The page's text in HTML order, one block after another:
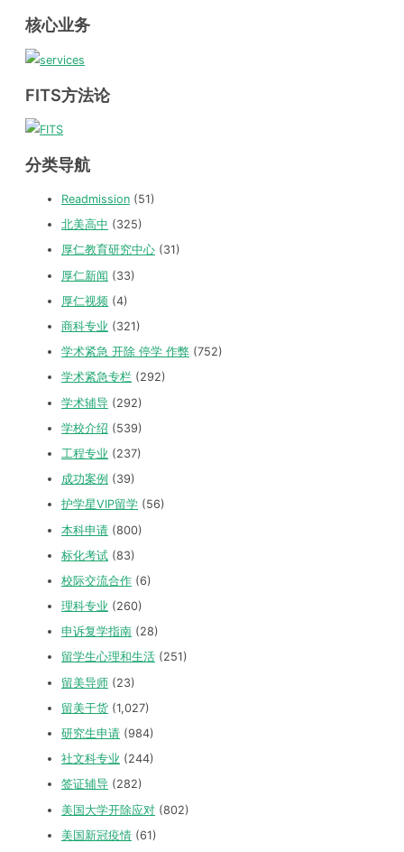
核心业务
FITS方法论
分类导航
Readmission (51)
北美高中 (325)
厚仁教育研究中心 (31)
厚仁新闻 (33)
厚仁视频 (4)
商科专业 (321)
学术紧急 开除 停学 作弊 (752)
学术紧急专栏 (292)
学术辅导 (292)
学校介绍 (539)
工程专业 (237)
成功案例 (39)
护学星VIP留学 (56)
本科申请 (800)
标化考试 (83)
校际交流合作 (6)
理科专业 (260)
申诉复学指南 (28)
留学生心理和生活 (251)
留美导师 (23)
留美干货 (1,027)
研究生申请 (984)
社文科专业 (244)
签证辅导 (282)
美国大学开除应对 (802)
美国新冠疫情 (61)